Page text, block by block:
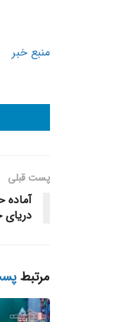
منبع خبر
پست قبلی
مرتبط